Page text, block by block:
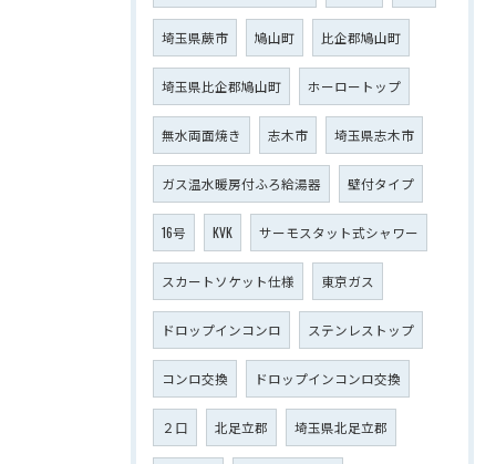
埼玉県蕨市 鳩山町 比企郡鳩山町
埼玉県比企郡鳩山町 ホーロートップ
無水両面焼き 志木市 埼玉県志木市
ガス温水暖房付ふろ給湯器 壁付タイプ
16号 KVK サーモスタット式シャワー
スカートソケット仕様 東京ガス
ドロップインコンロ ステンレストップ
コンロ交換 ドロップインコンロ交換
２口 北足立郡 埼玉県北足立郡